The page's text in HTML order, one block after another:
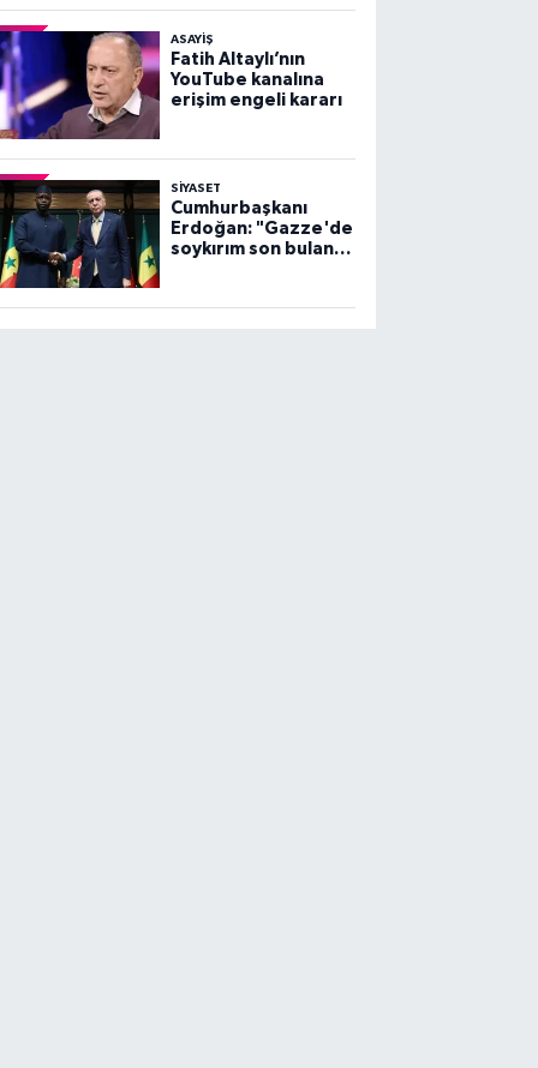
ASAYİŞ
Fatih Altaylı’nın
YouTube kanalına
erişim engeli kararı
SİYASET
Cumhurbaşkanı
Erdoğan: "Gazze'de
soykırım son bulana